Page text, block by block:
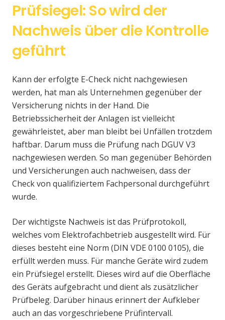
Prüfsiegel: So wird der
Nachweis über die Kontrolle
geführt
Kann der erfolgte E-Check nicht nachgewiesen
werden, hat man als Unternehmen gegenüber der
Versicherung nichts in der Hand. Die
Betriebssicherheit der Anlagen ist vielleicht
gewährleistet, aber man bleibt bei Unfällen trotzdem
haftbar. Darum muss die Prüfung nach DGUV V3
nachgewiesen werden. So man gegenüber Behörden
und Versicherungen auch nachweisen, dass der
Check von qualifiziertem Fachpersonal durchgeführt
wurde.
Der wichtigste Nachweis ist das Prüfprotokoll,
welches vom Elektrofachbetrieb ausgestellt wird. Für
dieses besteht eine Norm (DIN VDE 0100 0105), die
erfüllt werden muss. Für manche Geräte wird zudem
ein Prüfsiegel erstellt. Dieses wird auf die Oberfläche
des Geräts aufgebracht und dient als zusätzlicher
Prüfbeleg. Darüber hinaus erinnert der Aufkleber
auch an das vorgeschriebene Prüfintervall.